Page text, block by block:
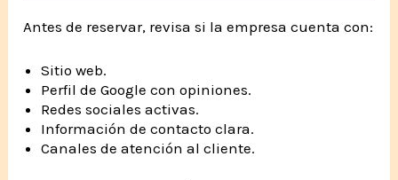
Antes de reservar, revisa si la empresa cuenta con:
Sitio web.
Perfil de Google con opiniones.
Redes sociales activas.
Información de contacto clara.
Canales de atención al cliente.